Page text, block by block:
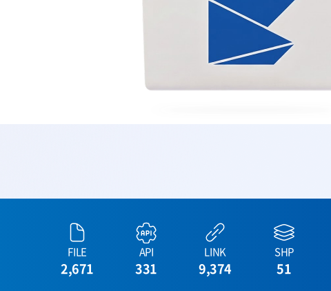
FILE
2,671
API
331
LINK
9,374
SHP
51